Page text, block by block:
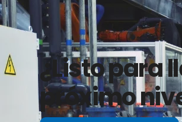
¿Listo para
próximo